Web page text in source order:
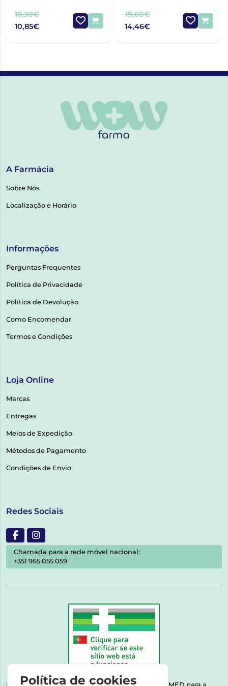
18,30€
10,85€
19,60€
14,46€
A Farmácia
Sobre Nós
Localização e Horário
Informações
Perguntas Frequentes
Política de Privacidade
Política de Devolução
Como Encomendar
Termos e Condições
Loja Online
Marcas
Entregas
Meios de Expedição
Métodos de Pagamento
Condições de Envio
Redes Sociais
Chamada para a rede móvel nacional:
+351 965 055 059
Política de cookies